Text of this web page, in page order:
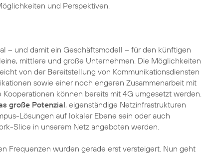
und Perspektiven.
– und damit ein Geschäftsmodell – für den künftigen
mittlere und große Unternehmen. Die Möglichkeiten
von der Bereitstellung von Kommunikationsdiensten
sowie einer noch engeren Zusammenarbeit mit
können bereits mit 4G umgesetzt werden.
große Potenzial, eigenständige Netzinfrastrukturen
Lösungen auf lokaler Ebene sein oder auch
Slice in unserem Netz angeboten werden.
Frequenzen wurden gerade erst versteigert. Nun geht